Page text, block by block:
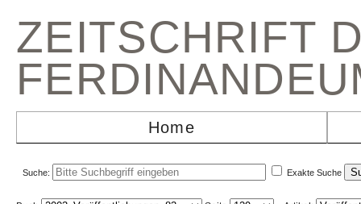
ZEITSCHRIFT
Home
Suche: Exakte Suche